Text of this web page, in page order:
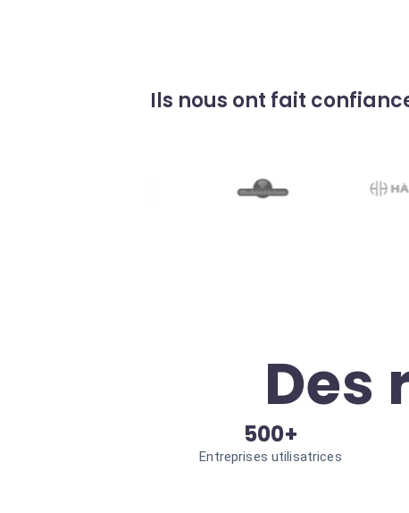
Ils nous ont fait
Des
500+
Entreprises utilisatrices